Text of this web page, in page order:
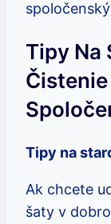
Tipy Na
Tipy na
Ak chcete
šaty v